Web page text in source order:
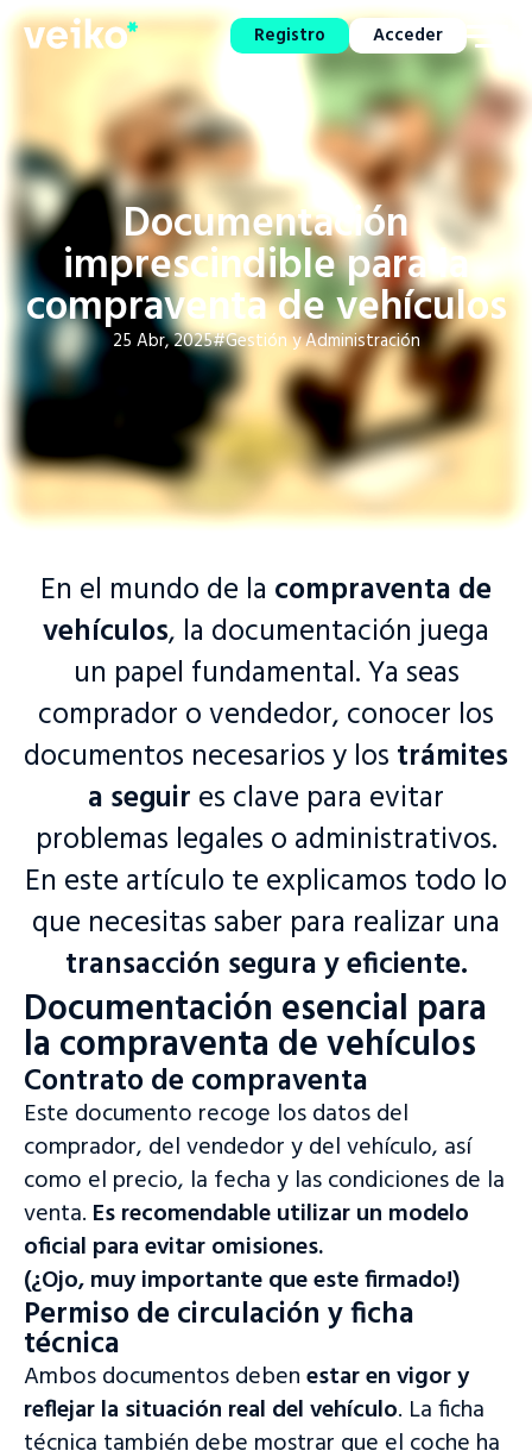
Registro Acceder
Documentación
imprescindible para la
compraventa de vehículos
25 Abr, 2025#Gestión y Administración
En el mundo de la compraventa de
vehículos, la documentación juega
un papel fundamental. Ya seas
comprador o vendedor, conocer los
documentos necesarios y los trámites
a seguir es clave para evitar
problemas legales o administrativos.
En este artículo te explicamos todo lo
que necesitas saber para realizar una
transacción segura y eficiente.
Documentación esencial para
la compraventa de vehículos
Contrato de compraventa
Este documento recoge los datos del
comprador, del vendedor y del vehículo, así
como el precio, la fecha y las condiciones de la
venta. Es recomendable utilizar un modelo
oficial para evitar omisiones.
(¿Ojo, muy importante que este firmado!)
Permiso de circulación y ficha
técnica
Ambos documentos debenestar en vigor y
reflejar la situación real del vehículo. La ficha